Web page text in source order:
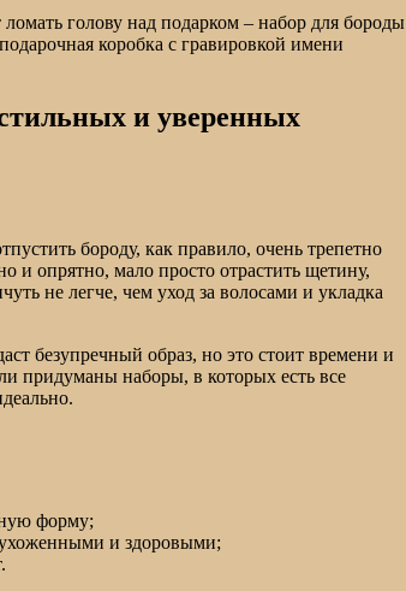
голову над подарком – набор для бороды
коробка с гравировкой имени
и уверенных
бороду, как правило, очень трепетно
и опрятно, мало просто отрастить щетину,
не легче, чем уход за волосами и укладка
безупречный образ, но это стоит времени и
придуманы наборы, в которых есть все
форму;
и здоровыми;